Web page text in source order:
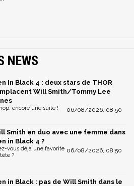
NEWS
In Black 4 : deux stars de THOR
Will Smith/Tommy Lee
06/08/2026, 08:50
encore une suite !
Smith en duo avec une femme dans
in Black 4 ?
06/08/2026, 08:50
vous déjà une favorite
?
in Black : pas de Will Smith dans le